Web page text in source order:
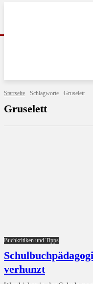
Startseite Schlagworte Gruselett
Gruselett
Buchkritiken und Tipps
verhunzt